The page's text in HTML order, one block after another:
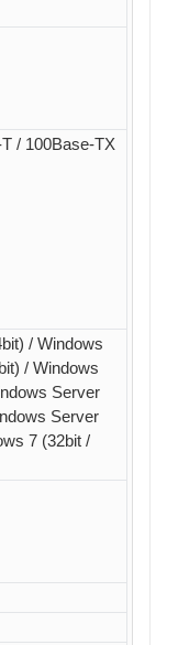
/ 100Base-TX
/ Windows
/ Windows
Server
Server
7 (32bit /